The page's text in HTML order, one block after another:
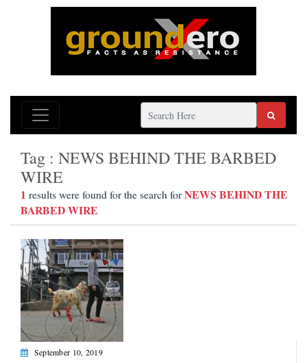
Tag : NEWS BEHIND THE BARBED
WIRE
1 results were found for the search forNEWS BEHIND THE
BARBED WIRE
September 10, 2019